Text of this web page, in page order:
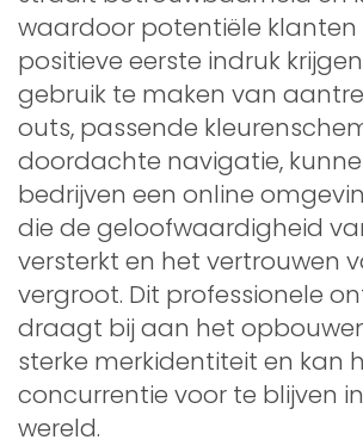
waardoor potentiële klanten
positieve eerste indruk
gebruik te maken van
outs, passende
doordachte navigatie,
bedrijven een online
die de geloofwaardigheid
versterkt en het vertrouwen
vergroot. Dit professionele
draagt bij aan het
sterke merkidentiteit en kan
concurrentie voor te blijven
wereld.